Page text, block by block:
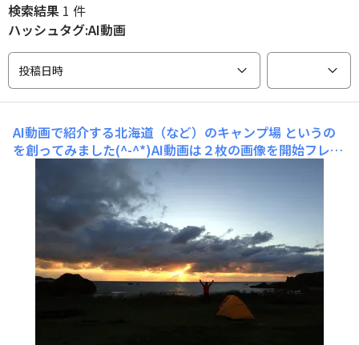
検索結果 1 件
ハッシュタグ:AI動画
投稿日時
AI動画で紹介する北海道（など）のキャンプ場 というの
を創ってみました(^-^*)AI動画は２枚の画像を開始フレー
ムと終了フレームに指定して、その２枚を繋ぐ動画をAIに
生成させるタイプのものです。ま、一番安いサブスク（月
10ドル）で月に800クレジット使えて、プラス個別に800
クレジット購入（10ドル）したので、合計1600クレジッ